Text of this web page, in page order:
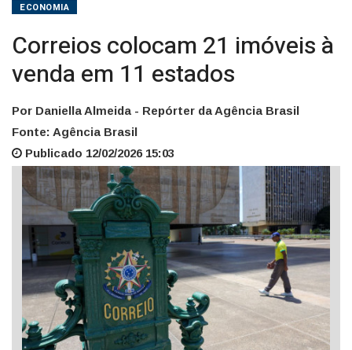
ECONOMIA
Correios colocam 21 imóveis à
venda em 11 estados
Por Daniella Almeida - Repórter da Agência Brasil
Fonte: Agência Brasil
Publicado 12/02/2026 15:03